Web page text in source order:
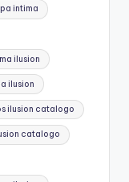
intima
ilusion
ilusion
ilusion catalogo
catalogo